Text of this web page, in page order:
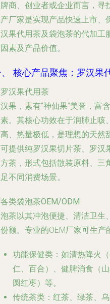
商、创业者或企业而言，寻
厂家是实现产品快速上市、
果代用茶及袋泡茶的代加工
素及产品价值。
核心产品聚焦：罗汉果
汉果代用茶
果，素有“神仙果”美誉，富
。其核心功效在于润肺止咳
、热量极低，是理想的天然
提供纯罗汉果切片茶、罗汉
茶，形式包括散装原料、三
不同消费场景。
类袋泡茶OEM/ODM
茶以其冲泡便捷、清洁卫生
额。专业的OEM厂家可生产
功能保健类 ：如清热降火
仁、百合）、健脾消食（
圆红枣）等。
传统茶类 ：红茶、绿茶、